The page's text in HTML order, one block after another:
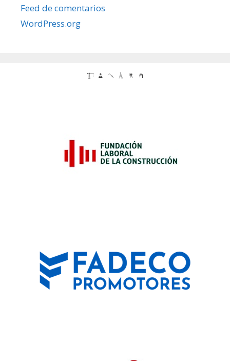
Feed de comentarios
WordPress.org